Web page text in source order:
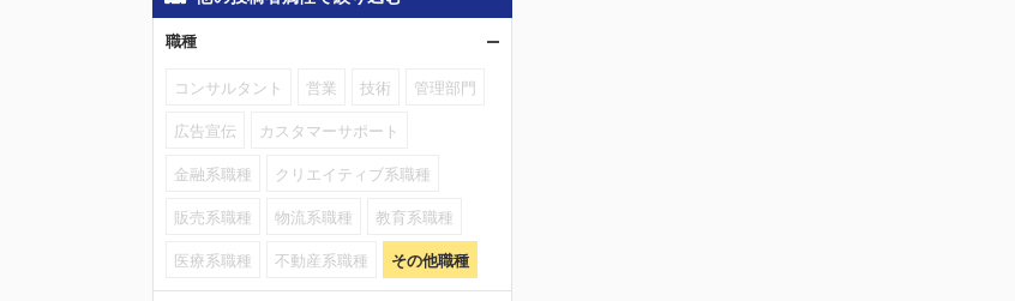
職種
コンサルタント 営業 技術
管理部門
広告宣伝
カスタマーサポート
金融系職種
クリエイティブ系職種
販売系職種
物流系職種
教育系職種
医療系職種
不動産系職種 その他職種